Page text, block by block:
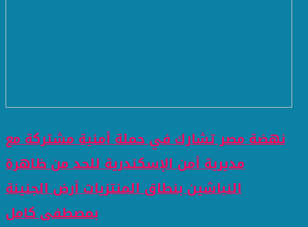
نهضة مصر تشارك في حملة أمنية مشتركة مع
مديرية أمن الإسكندرية للحد من ظاهرة
النباشين بنطاق المنتزيات أرض الجنينة
بمصطفى كامل